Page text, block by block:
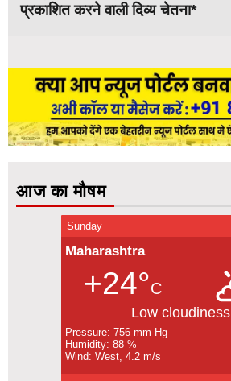
प्रकाशित करने वाली दिव्य चेतना*
आज का मौषम
Sunday
Maharashtra
+24°C
Low cloudiness
Pressure: 756 mm Hg
Humidity: 88 %
Wind: West, 4.2 m/s